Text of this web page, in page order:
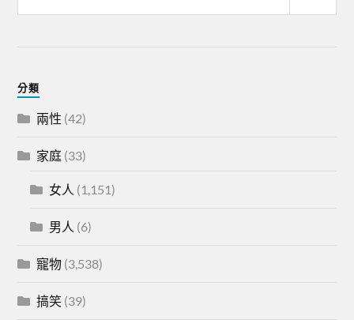
分類
兩性 (42)
家庭 (33)
女人 (1,151)
男人 (6)
寵物 (3,538)
搞笑 (39)